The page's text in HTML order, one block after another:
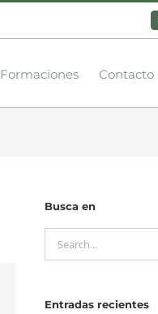
Formaciones Contacto
Busca en
Search
for:
Entradas recientes